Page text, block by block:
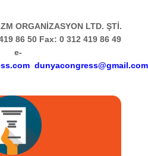
ORGANİZASYON LTD. ŞTİ.
86 50 Fax: 0 312 419 86 49
e-
dunyacongress@gmail.com